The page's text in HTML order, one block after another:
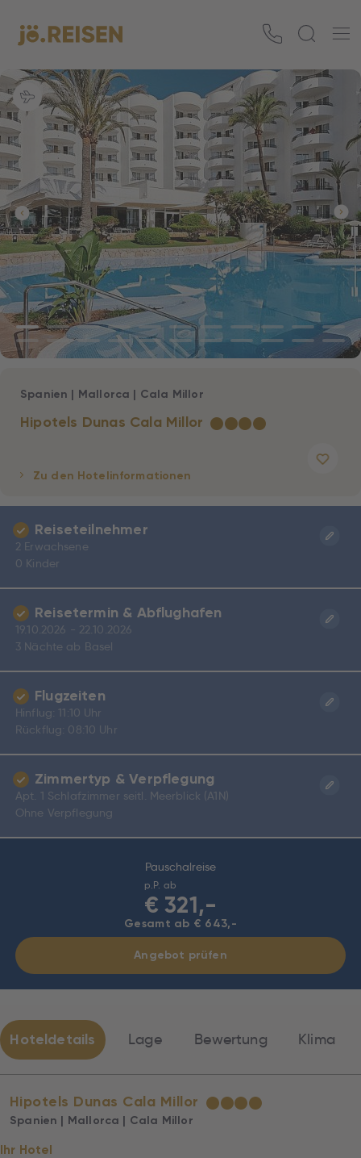
Hipotels Dunas Cala Millor ★★★★
Spanien | Mallorca | Cala Millor
Zu den Hotelinformationen
Pauschalreise
p.P. ab
€ 321,-
Gesamt ab € 643,-
Angebot prüfen
Reiseteilnehmer
2 Erwachsene
0 Kinder
Reisetermin & Abflughafen
19.10.2026 - 22.10.2026
3 Nächte ab Basel
Flugzeiten
Hinflug: 11:10 Uhr
Rückflug: 08:10 Uhr
Zimmertyp & Verpflegung
Apt. 1 Schlafzimmer seitl. Meerblick (A1N)
Ohne Verpflegung
Hoteldetails Lage Bewertung Klima
Hipotels Dunas Cala Millor ★★★★
Spanien | Mallorca | Cala Millor
Ihr Hotel